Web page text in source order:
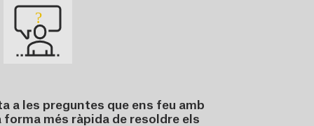
a les preguntes que ens feu amb
forma més ràpida de resoldre els